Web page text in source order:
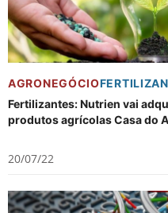
AGRONEGÓCIO
Fertilizantes: Nutrien vai
produtos agrícolas Casa do
20/07/22